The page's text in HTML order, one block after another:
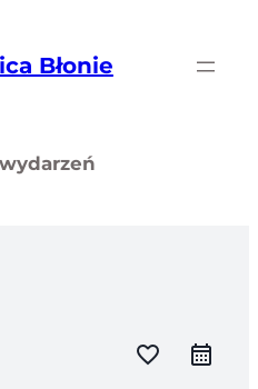
Błonie
favorite_border